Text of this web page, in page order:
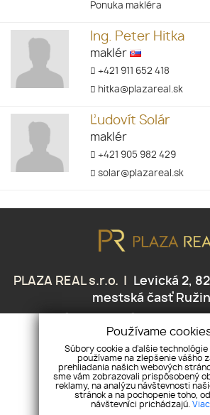
Ponuka makléra
Ing. Peter Hitka
maklér
+421 911 652 418
hitka@plazareal.sk
Ľudovít Solár
maklér
+421 905 982 429
solar@plazareal.sk
PLAZA REAL s.r.o.
Levická 2,
mestská časť
+421 905 438 459
NEHNUTEĽNOSTI NAŠE
NÁŠ TEAM KONTAKT GDPR
Používame
Súbory cookie a ďalšie technológie
používame na zlepšenie vášho
prehliadania našich webových
sme vám zobrazovali prispôsobený
reklamy, na analýzu návštevnosti
stránok a na pochopenie toho,
návštevníci prichádzajú.